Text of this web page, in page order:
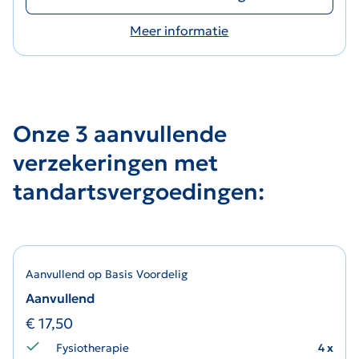
Meer informatie
Onze 3 aanvullende
verzekeringen met
tandartsvergoedingen:
Aanvullend op Basis Voordelig
Aanvullend
€ 17,50
Fysiotherapie 4 x